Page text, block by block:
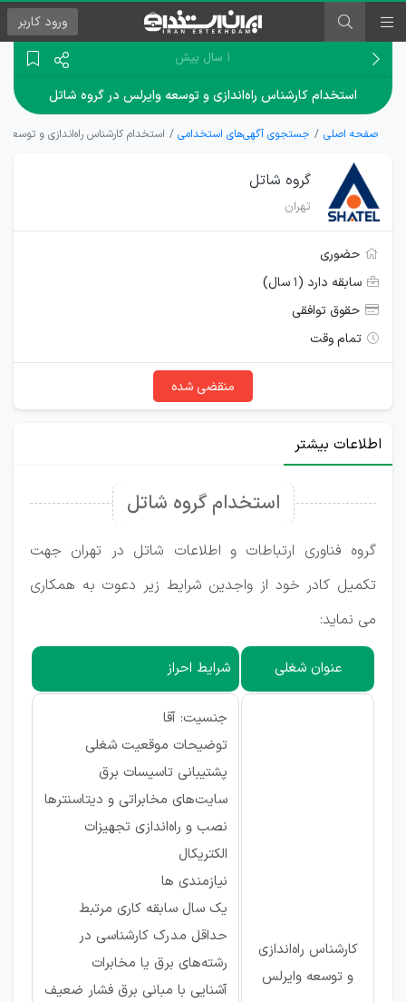
ورود کاربر
۱ سال پیش
استخدام کارشناس راه‌اندازی و توسعه وایرلس در گروه شاتل
صفحه اصلی جستجوی آگهی‌های استخدامی استخدام کارشناس راه‌اندازی و
گروه شاتل
تهران
حضوری
سابقه دارد (۱ سال)
حقوق توافقی
تمام وقت
منقضی شده
اطلاعات بیشتر
استخدام گروه شاتل
گروه فناوری ارتباطات و اطلاعات شاتل در تهران جهت
تکمیل کادر خود از واجدین شرایط زیر دعوت به همکاری
می نماید:
عنوان شغلی شرایط احراز
کارشناس راه‌اندازی
و توسعه وایرلس
جنسیت: آقا
توضیحات موقعیت شغلی
پشتیبانی تاسیسات برق
سایت‌های مخابراتی و دیتاسنترها
نصب و راه‌اندازی تجهیزات
الکتریکال
نیازمندی ها
یک سال سابقه کاری مرتبط
حداقل مدرک کارشناسی در
رشته‌های برق یا مخابرات
آشنایی با مبانی برق فشار ضعیف